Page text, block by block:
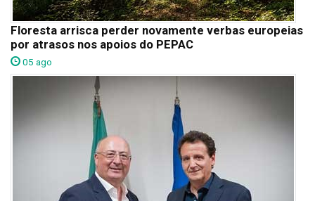
Floresta arrisca perder novamente verbas europeias
por atrasos nos apoios do PEPAC
05 ago